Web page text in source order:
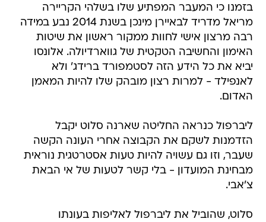
בזמנו כי המעבר המפתיע שלו בשלהי הקריירה
מריאל מדריד לבאיירן מינכן בשנת 2014 נבע במידה
רבה מרצון אישי לחוות ממקור ראשון את שיטות
האימון והחשיבה הטקטית של גווארדיולה. אלונסו
יביא את כל הידע הזה לסטמפורד ברידג' ולא
לאנפילד - למרות רצון מובהק שלו להיות המאמן
האדום.
ליברפול כנראה החליטה שארנה סלוט יקבל
הזדמנות לשקם את הקבוצה אחרי העונה הקשה
שעבר, וזו גם עשויה להיות טעות אסטרטגית נוראית
מבחינת המועדון - בלי קשר לטעות של אי הבאת
צ'אבי.
סלוט, שהוביל את ליברפול לאליפות בעונתו